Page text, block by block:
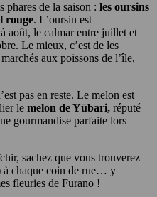
phares de la saison : les oursins
rouge. L’oursin est
août, le calmar entre juillet et
Le mieux, c’est de les
aux poissons de l’île,
pas en reste. Le melon est
le melon de Yūbari, réputé
gourmandise parfaite lors
sachez que vous trouverez
à chaque coin de rue… y
fleuries de Furano !